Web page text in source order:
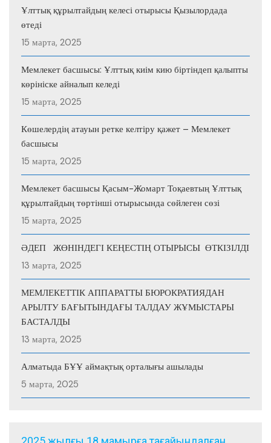
Ұлттық құрылтайдың келесі отырысы Қызылордада
өтеді
15 марта, 2025
Мемлекет басшысы: Ұлттық киім кию біртіндеп қалыпты
көрініске айналып келеді
15 марта, 2025
Көшелердің атауын ретке келтіру қажет – Мемлекет
басшысы
15 марта, 2025
Мемлекет басшысы Қасым-Жомарт Тоқаевтың Ұлттық
құрылтайдың төртінші отырысында сөйлеген сөзі
15 марта, 2025
ӘДЕП ЖӨНІНДЕГІ КЕҢЕСТІҢ ОТЫРЫСЫ ӨТКІЗІЛДІ
13 марта, 2025
МЕМЛЕКЕТТІК АППАРАТТЫ БЮРОКРАТИЯДАН
АРЫЛТУ БАҒЫТЫНДАҒЫ ТАЛДАУ ЖҰМЫСТАРЫ
БАСТАЛДЫ
13 марта, 2025
Алматыда БҰҰ аймақтық орталығы ашылады
5 марта, 2025